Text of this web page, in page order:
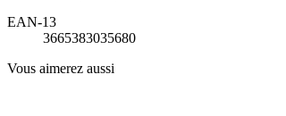
EAN-13
3665383035680
Vous aimerez aussi